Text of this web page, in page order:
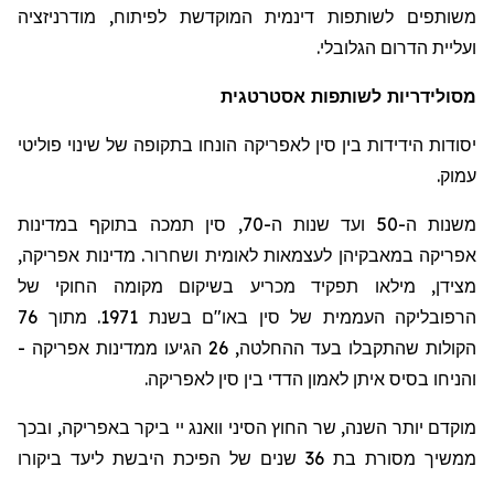
משותפים לשותפות דינמית המוקדשת לפיתוח, מודרניזציה
ועליית הדרום הגלובלי.
מסולידריות לשותפות אסטרטגית
יסודות הידידות בין סין לאפריקה הונחו בתקופה של שינוי פוליטי
עמוק.
משנות ה-50 ועד שנות ה-70, סין תמכה בתוקף במדינות
אפריקה במאבקיהן לעצמאות לאומית ושחרור. מדינות אפריקה,
מצידן, מילאו תפקיד מכריע בשיקום מקומה החוקי של
הרפובליקה העממית של סין באו"ם בשנת 1971. מתוך 76
הקולות שהתקבלו בעד ההחלטה, 26 הגיעו ממדינות אפריקה -
והניחו בסיס איתן לאמון הדדי בין סין לאפריקה.
מוקדם יותר השנה, שר החוץ הסיני וואנג יי ביקר באפריקה, ובכך
ממשיך מסורת בת 36 שנים של הפיכת היבשת ליעד ביקורו